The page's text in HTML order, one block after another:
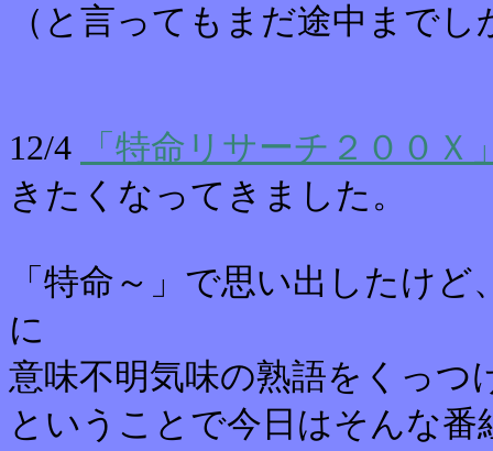
（と言ってもまだ途中まで
12/4
「特命リサーチ２００Ｘ
きたくなってきました。
「特命～」で思い出したけ
に
意味不明気味の熟語をくっつ
ということで今日はそんな